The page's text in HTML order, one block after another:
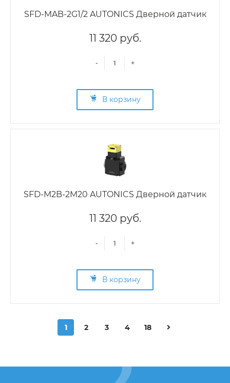
SFD-MAB-2G1/2 AUTONICS Дверной датчик
11 320 руб.
- +
В корзину
SFD-M2B-2M20 AUTONICS Дверной датчик
11 320 руб.
- +
В корзину
1 2 3 4 18